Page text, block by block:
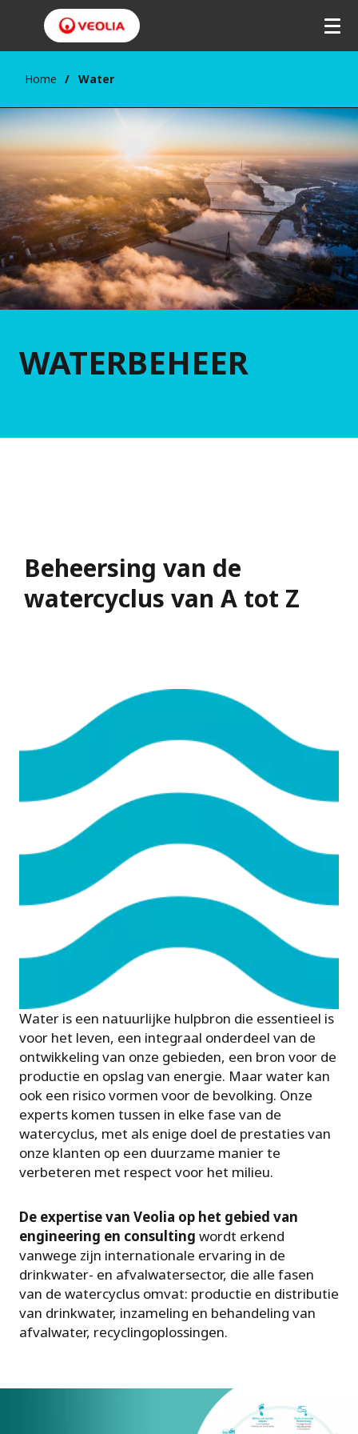
Home Water
WATERBEHEER
Beheersing van de
watercyclus van A tot Z
Water is een natuurlijke hulpbron die essentieel is
voor het leven, een integraal onderdeel van de
ontwikkeling van onze gebieden, een bron voor de
productie en opslag van energie. Maar water kan
ook een risico vormen voor de bevolking. Onze
experts komen tussen in elke fase van de
watercyclus, met als enige doel de prestaties van
onze klanten op een duurzame manier te
verbeteren met respect voor het milieu.
De expertise van Veolia op het gebied van
engineering en consulting wordt erkend
vanwege zijn internationale ervaring in de
drinkwater- en afvalwatersector, die alle fasen
van de watercyclus omvat: productie en distributie
van drinkwater, inzameling en behandeling van
afvalwater, recyclingoplossingen.